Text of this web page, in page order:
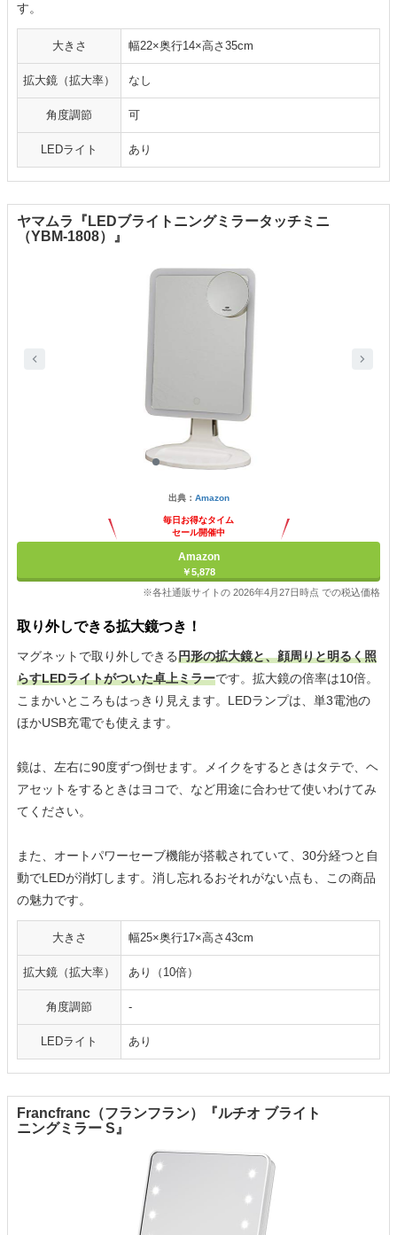
す。
大きさ 幅22×奥行14×高さ35cm
拡大鏡（拡大率） なし
角度調節 可
LEDライト あり
ヤマムラ『LEDブライトニングミラータッチミニ
（YBM-1808）』
出典： Amazon
毎日お得なタイム
セール開催中
Amazon
￥5,878
※各社通販サイトの 2026年4月27日時点 での税込価格
取り外しできる拡大鏡つき！
マグネットで取り外しできる円形の拡大鏡と、顔周りと明るく照
らすLEDライトがついた卓上ミラーです。拡大鏡の倍率は10倍。
こまかいところもはっきり見えます。LEDランプは、単3電池の
ほかUSB充電でも使えます。
鏡は、左右に90度ずつ倒せます。メイクをするときはタテで、ヘ
アセットをするときはヨコで、など用途に合わせて使いわけてみ
てください。
また、オートパワーセーブ機能が搭載されていて、30分経つと自
動でLEDが消灯します。消し忘れるおそれがない点も、この商品
の魅力です。
大きさ 幅25×奥行17×高さ43cm
拡大鏡（拡大率） あり（10倍）
角度調節 -
LEDライト あり
Francfranc（フランフラン）『ルチオ ブライト
ニングミラー S』